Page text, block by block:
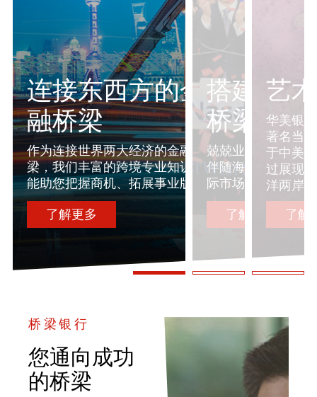
连接东西方的金
融桥梁
作为连接世界两大经济的金融桥
梁，我们丰富的跨境专业知识，
能助您把握商机、拓展事业版图
了解更多
搭建连接
桥梁
兢兢业业，服务五
伴随海内外客户蓬
际市场上赢得先机
了解更多
艺
华美银
著名当
于中美
过展现
洋两岸
了解
桥梁银行
您通向成功
的桥梁